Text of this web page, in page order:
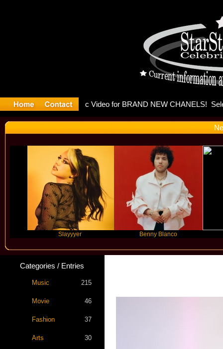
Benny Blanco
Categories / Entries
Music 215
Movie 46
Fashion 37
Arts 30